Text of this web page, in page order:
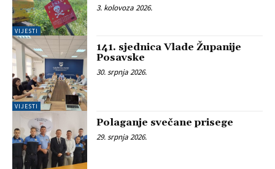
VIJESTI
3. kolovoza 2026.
VIJESTI
141. sjednica Vlade Županije
Posavske
30. srpnja 2026.
Polaganje svečane prisege
29. srpnja 2026.